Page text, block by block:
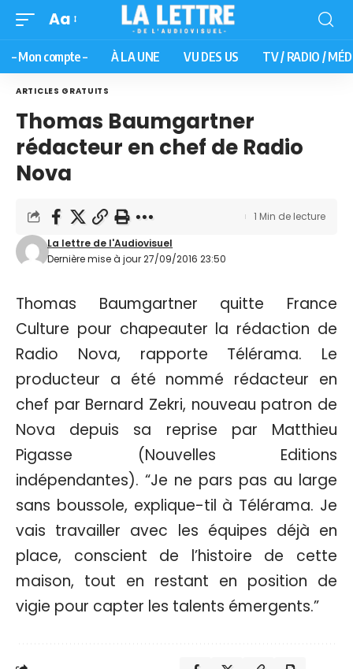
Aa
– Mon compte – À LA UNE VU DES US TV / RADIO /
ARTICLES GRATUITS
Thomas Baumgartner
rédacteur en chef de Radio
Nova
Dernière mise à jour 27/09/2016 23:50
La lettre de l'Audiovisuel
1 Min de lecture
Thomas Baumgartner quitte France
Culture pour chapeauter la rédaction de
Radio Nova, rapporte Télérama. Le
producteur a été nommé rédacteur en
chef par Bernard Zekri, nouveau patron de
Nova depuis sa reprise par Matthieu
Pigasse (Nouvelles Editions
indépendantes). “Je ne pars pas au large
sans boussole, explique-til à Télérama. Je
vais travailler avec les équipes déjà en
place, conscient de l’histoire de cette
maison, tout en restant en position de
vigie pour capter les talents émergents.”